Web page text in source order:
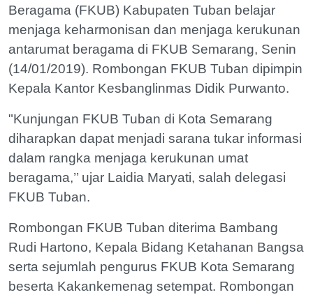
Beragama (FKUB) Kabupaten Tuban belajar
menjaga keharmonisan dan menjaga kerukunan
antarumat beragama di FKUB Semarang, Senin
(14/01/2019). Rombongan FKUB Tuban dipimpin
Kepala Kantor Kesbanglinmas Didik Purwanto.
"Kunjungan FKUB Tuban di Kota Semarang
diharapkan dapat menjadi sarana tukar informasi
dalam rangka menjaga kerukunan umat
beragama,’’ ujar Laidia Maryati, salah delegasi
FKUB Tuban.
Rombongan FKUB Tuban diterima Bambang
Rudi Hartono, Kepala Bidang Ketahanan Bangsa
serta sejumlah pengurus FKUB Kota Semarang
beserta Kakankemenag setempat. Rombongan